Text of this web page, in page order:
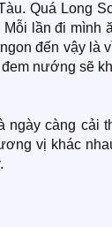
Quá Long
lần đi mình
đến vậy là
nướng sẽ
càng cải
vị khác